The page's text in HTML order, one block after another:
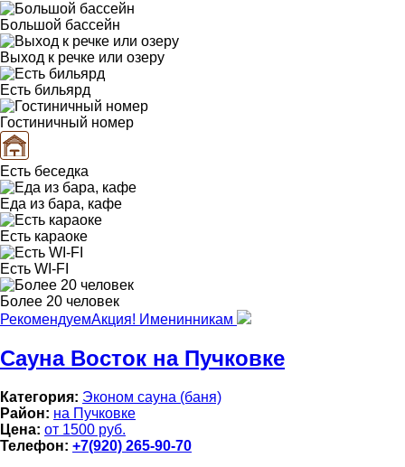
Большой бассейн
Выход к речке или озеру
Есть бильярд
Гостиничный номер
Есть беседка
Еда из бара, кафе
Есть караоке
Есть WI-FI
Более 20 человек
РекомендуемАкция! Именинникам
Сауна Восток на Пучковке
Категория: Эконом сауна (баня)
Район: на Пучковке
Цена: от 1500 руб.
Телефон: +7(920) 265-90-70